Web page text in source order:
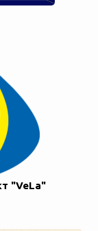
"VeLa"